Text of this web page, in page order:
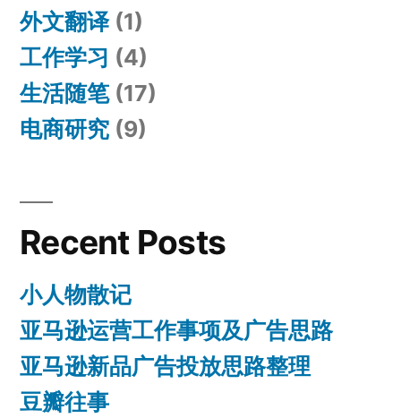
外文翻译(1)
工作学习 (4)
生活随笔(17)
电商研究 (9)
Recent Posts
小人物散记
亚马逊运营工作事项及广告思路
亚马逊新品广告投放思路整理
豆瓣往事